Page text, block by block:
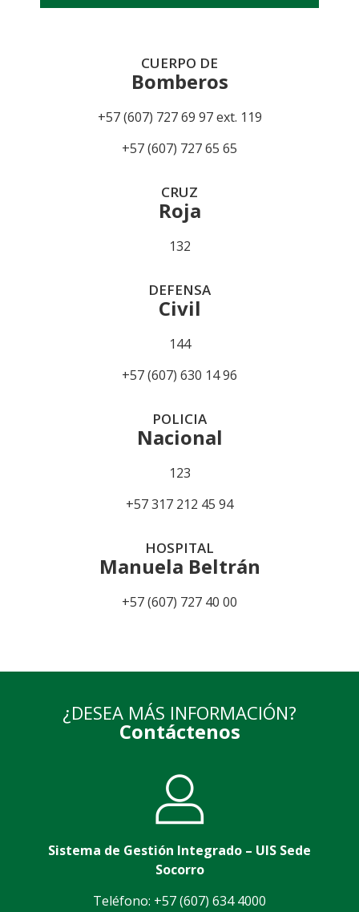
CUERPO DE
Bomberos
+57 (607) 727 69 97 ext. 119
+57 (607) 727 65 65
CRUZ
Roja
132
DEFENSA
Civil
144
+57 (607) 630 14 96
POLICIA
Nacional
123
+57 317 212 45 94
HOSPITAL
Manuela Beltrán
+57 (607) 727 40 00
¿DESEA MÁS INFORMACIÓN?
Contáctenos
Sistema de Gestión Integrado – UIS Sede
Socorro
Teléfono: +57 (607) 634 4000